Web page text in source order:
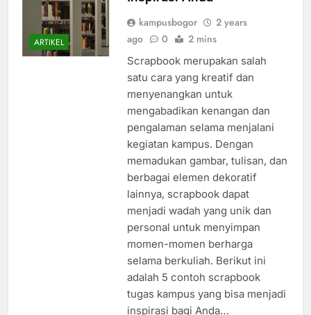
ARTIKEL
Inspirasi Anda
kampusbogor
Scrapbook merupakan salah
satu cara yang kreatif dan
menyenangkan untuk
mengabadikan kenangan dan
pengalaman selama menjalani
kegiatan kampus. Dengan
memadukan gambar, tulisan, dan
berbagai elemen dekoratif
lainnya, scrapbook dapat
menjadi wadah yang unik dan
personal untuk menyimpan
momen-momen berharga
selama berkuliah. Berikut ini
adalah 5 contoh scrapbook
tugas kampus yang bisa menjadi